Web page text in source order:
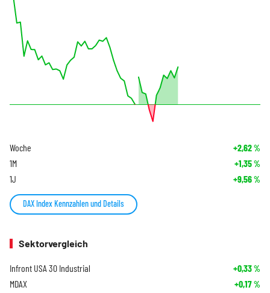
Woche +2,62%
1M +1,35%
1J +9,56%
DAX Index Kennzahlen und Details
Sektorvergleich
Infront USA 30 Industrial +0,33%
MDAX +0,17%